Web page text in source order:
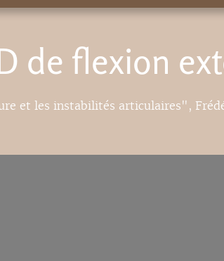
de flexion
et les instabilités articulaires",